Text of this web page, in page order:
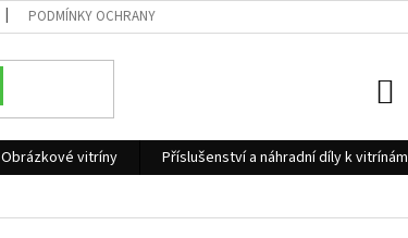
PODMÍNKY OCHRANY OSOBNÍCH ÚDAJŮ
Obrázkové vitríny Příslušenství a náhradní díly k vitrínám